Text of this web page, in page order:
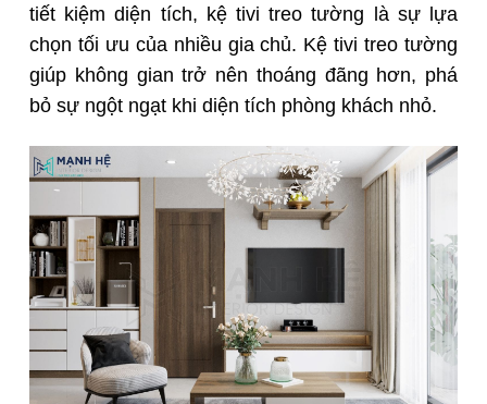
tiết kiệm diện tích, kệ tivi treo tường là sự lựa
chọn tối ưu của nhiều gia chủ. Kệ tivi treo tường
giúp không gian trở nên thoáng đãng hơn, phá
bỏ sự ngột ngạt khi diện tích phòng khách nhỏ.